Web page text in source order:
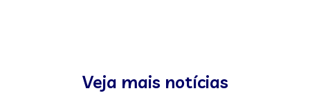
Veja mais notícias